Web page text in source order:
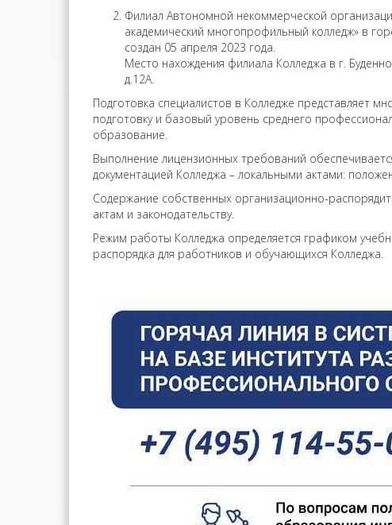
Филиал Автономной некоммерческой
академический многопрофильный колледж» в
создан 05 апреля 2023 года.
Место нахождения филиала Колледжа в г.
д.12А.
Подготовка специалистов в Колледже представляет
подготовку и базовый уровень среднего
образование.
Выполнение лицензионных требований
документацией Колледжа – локальными актами:
Содержание собственных организационно-
актам и законодательству.
Режим работы Колледжа определяется графиком
распорядка для работников и обучающихся Колледжа.